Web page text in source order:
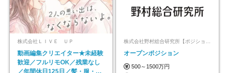
株式会社ＬＩＶＥ ＵＰ
動画編集クリエイター★未経験
歓迎／フルリモOK／残業なし
／年間休日125日／髪・服・ネ
オープンポジション
500～1500万円